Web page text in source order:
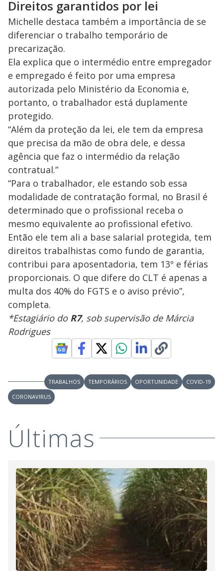
Direitos garantidos por lei
Michelle destaca também a importância de se
diferenciar o trabalho temporário de
precarização.
Ela explica que o intermédio entre empregador
e empregado é feito por uma empresa
autorizada pelo Ministério da Economia e,
portanto, o trabalhador está duplamente
protegido.
“Além da proteção da lei, ele tem da empresa
que precisa da mão de obra dele, e dessa
agência que faz o intermédio da relação
contratual.”
“Para o trabalhador, ele estando sob essa
modalidade de contratação formal, no Brasil é
determinado que o profissional receba o
mesmo equivalente ao profissional efetivo.
Então ele tem ali a base salarial protegida, tem
direitos trabalhistas como fundo de garantia,
contribui para aposentadoria, tem 13º e férias
proporcionais. O que difere do CLT é apenas a
multa dos 40% do FGTS e o aviso prévio”,
completa.
*Estagiário do R7, sob supervisão de Márcia
Rodrigues
TRABALHOS TEMPORÁRIOS OPORTUNIDADE
COVID-19
CORONAVIRUS
Últimas